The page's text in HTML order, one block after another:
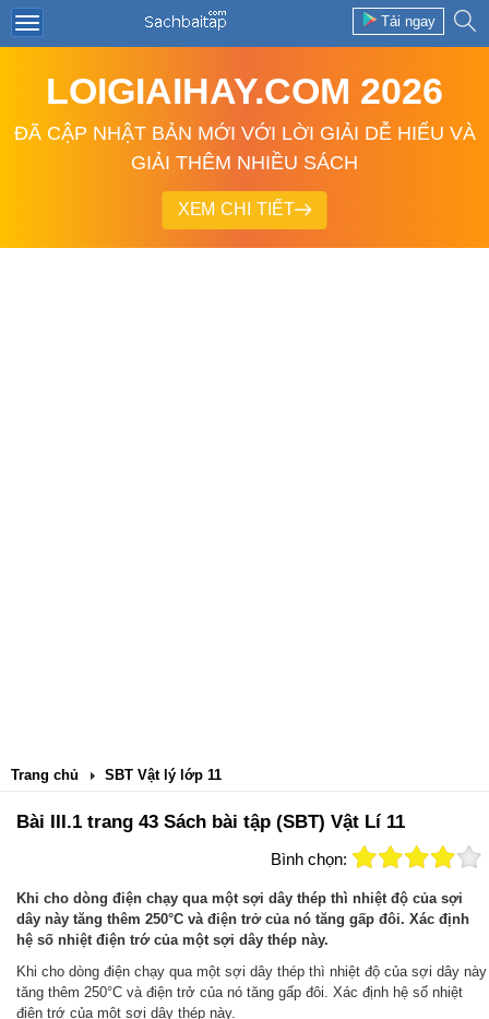
Tải ngay
LOIGIAIHAY.COM 2026
ĐÃ CẬP NHẬT BẢN MỚI VỚI LỜI GIẢI DỄ HIỂU VÀ
GIẢI THÊM NHIỀU SÁCH
XEM CHI TIẾT
Trang chủ SBT Vật lý lớp 11
Bài III.1 trang 43 Sách bài tập (SBT) Vật Lí 11
Bình chọn:
Khi cho dòng điện chạy qua một sợi dây thép thì nhiệt độ của sợi
dây này tăng thêm 250°C và điện trở của nó tăng gấp đôi. Xác định
hệ số nhiệt điện trớ của một sợi dây thép này.
Khi cho dòng điện chạy qua một sợi dây thép thì nhiệt độ của sợi dây này
tăng thêm 250°C và điện trở của nó tăng gấp đôi. Xác định hệ số nhiệt
điện trớ của một sợi dây thép này.